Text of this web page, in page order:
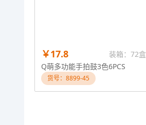
￥17.8
装箱：72盒
Q萌多功能手拍鼓3色6PCS
货号：8899-45